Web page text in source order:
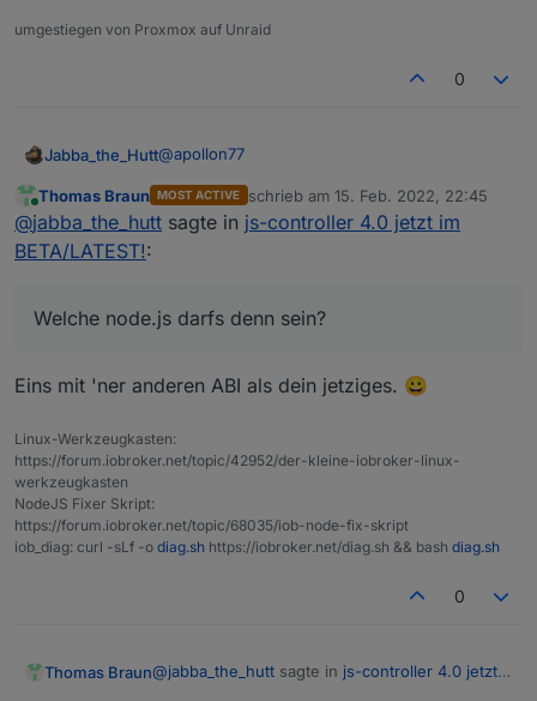
umgestiegen von Proxmox auf Unraid
0
Jabba_the_Hutt@apollon77
Welche node.js darfs denn sein? ;)
Online
Thomas Braun MOST ACTIVE schrieb am 15. Feb. 2022, 22:45
zuletzt editiert von
@jabba_the_hutt sagte in js-controller 4.0 jetzt im
BETA/LATEST!:
Welche node.js darfs denn sein?
Eins mit 'ner anderen ABI als dein jetziges. 😀
Linux-Werkzeugkasten:
https://forum.iobroker.net/topic/42952/der-kleine-iobroker-linux-
werkzeugkasten
NodeJS Fixer Skript:
https://forum.iobroker.net/topic/68035/iob-node-fix-skript
iob_diag: curl -sLf -o diag.sh https://iobroker.net/diag.sh && bash diag.sh
0
Thomas Braun@jabba_the_hutt sagte in js-controller 4.0 jetzt